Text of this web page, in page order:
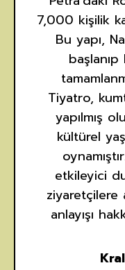
7,000 kişilik
Bu yapı,
başlanıp
Tiyatro,
yapılmış
kültürel
etkileyici
ziyaretçilere
anlayışı